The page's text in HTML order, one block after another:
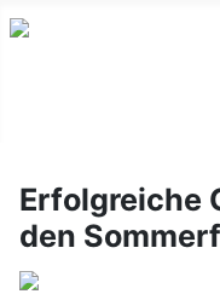
Erfolgreiche
den